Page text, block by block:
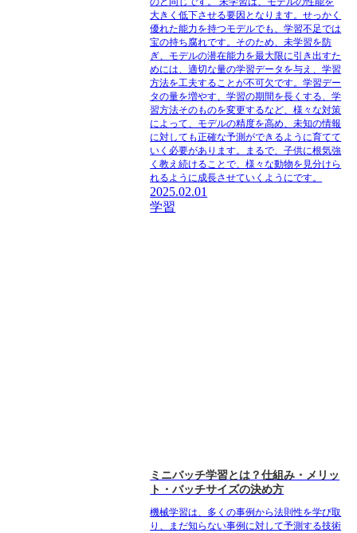
大きく低下させる要因となります。せっかく
優れた能力を持つモデルでも、学習不足では
宝の持ち腐れです。そのため、未学習を防
ぎ、モデルの潜在能力を最大限に引き出すた
めには、適切な量の学習データを与え、学習
方法を工夫することが不可欠です。学習デー
タの量を増やす、学習の期間を長くする、学
習方法そのものを変更するなど、様々な対策
によって、モデルの精度を高め、未知の情報
に対しても正確な予測ができるように育てて
いく必要があります。まるで、子供に根気強
く教え続けることで、様々な動物を見分けら
れるように成長させていくようにです。
2025.02.01
学習
ミニバッチ学習とは？仕組み・メリッ
ト・バッチサイズの決め方
機械学習は、多くの事例から法則性を学び取
り、まだ知らない事例に対して予測する技術